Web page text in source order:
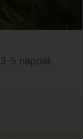
5 nappal